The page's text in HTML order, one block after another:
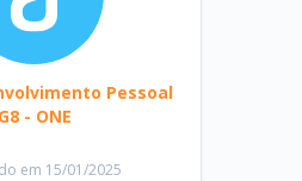
Pessoal
G8 - ONE
em 15/01/2025